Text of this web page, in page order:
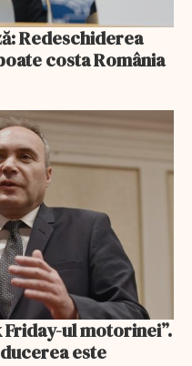
Redeschiderea
costa România
ul motorinei”.
este